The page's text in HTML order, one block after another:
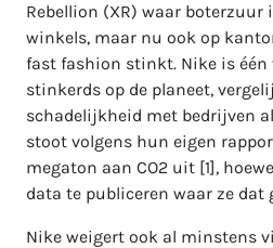
Rebellion (XR) waar
winkels, maar nu ook op
fast fashion stinkt. Nike is één
stinkerds op de planeet,
schadelijkheid met bedrijven
stoot volgens hun eigen
megaton aan CO2 uit [1],
data te publiceren waar ze dat
Nike weigert ook al minstens